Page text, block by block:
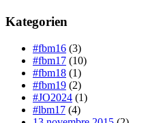
Kategorien
#fbm16 (3)
#fbm17 (10)
#fbm18 (1)
#fbm19 (2)
#JO2024 (1)
#lbm17 (4)